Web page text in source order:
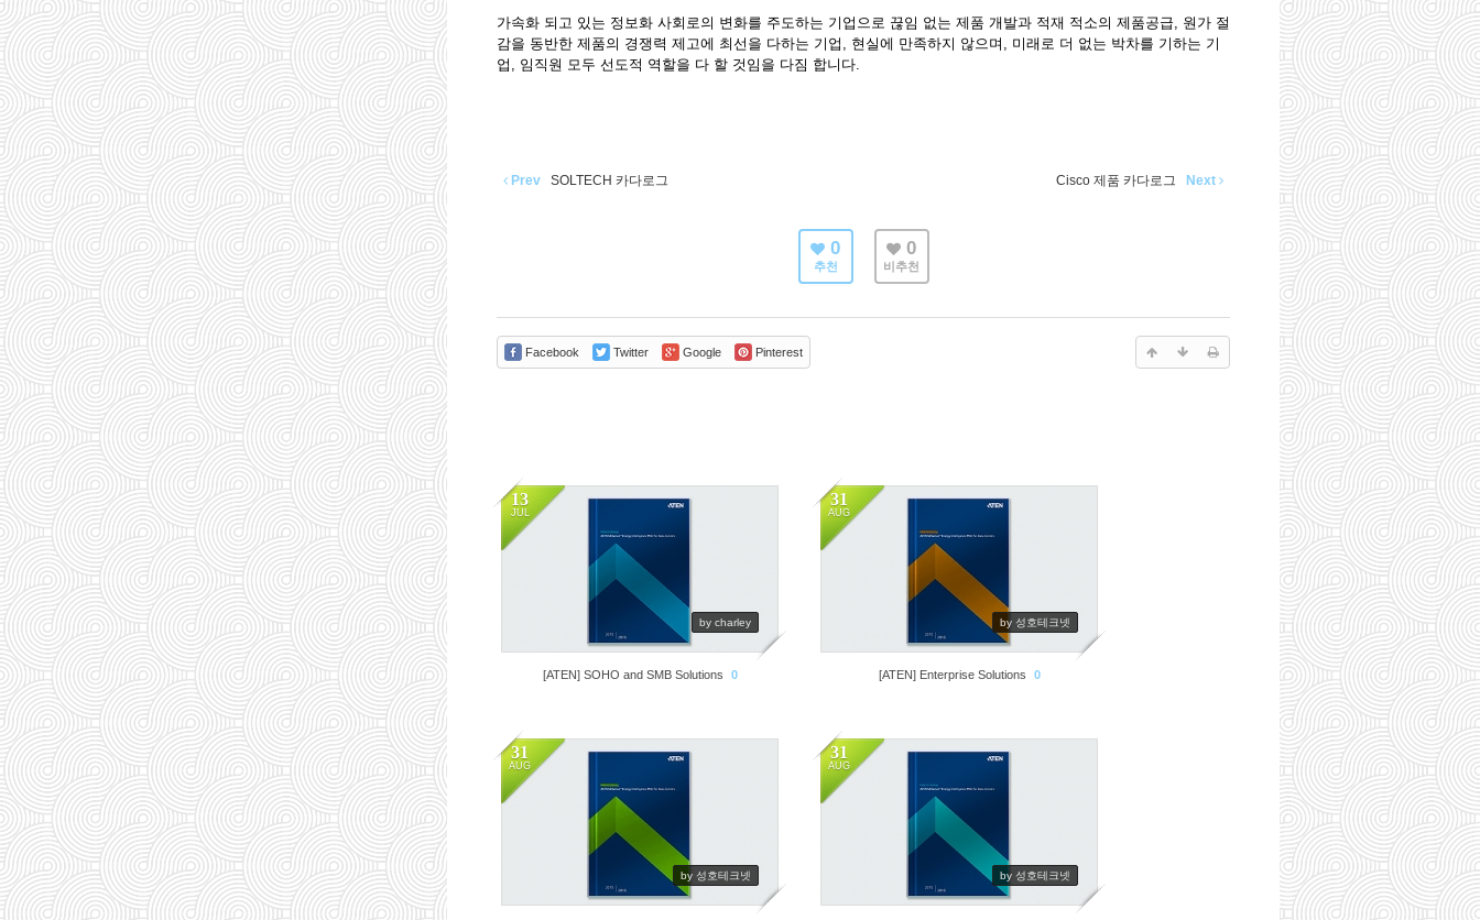
가속화 되고 있는 정보화 사회로의 변화를 주도하는 기업으로 끊임 없는 제품 개발과 적재 적소의 제품공급, 원가 절
감을 동반한 제품의 경쟁력 제고에 최선을 다하는 기업, 현실에 만족하지 않으며, 미래로 더 없는 박차를 기하는 기
업, 임직원 모두 선도적 역할을 다 할 것임을 다짐 합니다.
Prev SOLTECH 카다로그 Cisco 제품 카다로그 Next
0
추천
0
비추천
Facebook Twitter Google Pinterest
13
JUL
by charley
[ATEN] SOHO and SMB Solutions 0
31
AUG
by 성호테크넷
[ATEN] Enterprise Solutions 0
31
AUG
by 성호테크넷
31
AUG
by 성호테크넷